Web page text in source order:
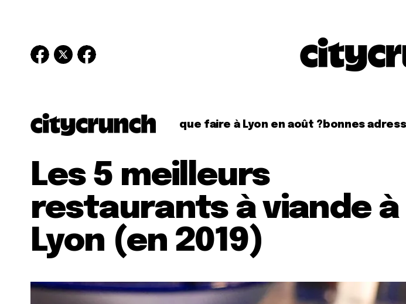
que faire à Lyon en août ? bonnes
Les 5 meilleurs
restaurants à viande à
Lyon (en 2019)